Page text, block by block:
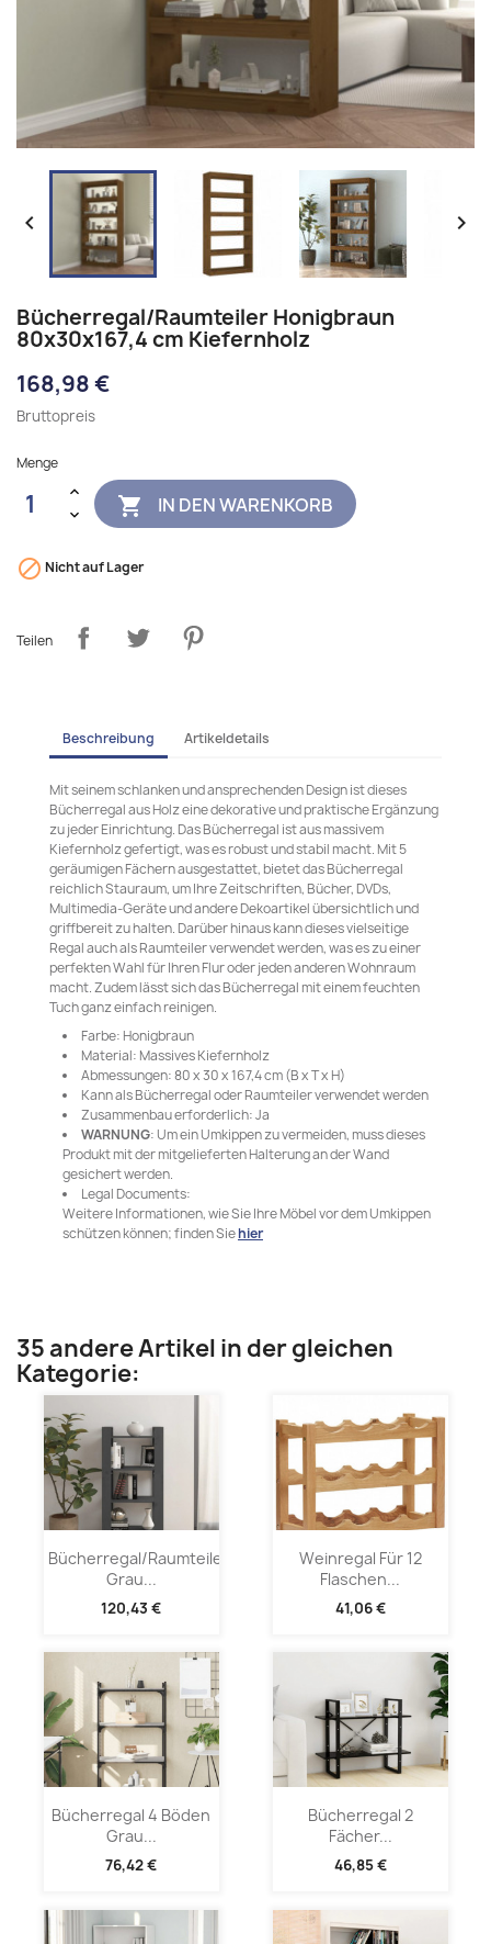
 
Bücherregal/Raumteiler Honigbraun
80x30x167,4 cm Kiefernholz
168,98 €
Bruttopreis
Menge
 IN DEN WARENKORB
 Nicht auf Lager
Teilen
Beschreibung Artikeldetails
Mit seinem schlanken und ansprechenden Design ist dieses
Bücherregal aus Holz eine dekorative und praktische Ergänzung
zu jeder Einrichtung. Das Bücherregal ist aus massivem
Kiefernholz gefertigt, was es robust und stabil macht. Mit 5
geräumigen Fächern ausgestattet, bietet das Bücherregal
reichlich Stauraum, um Ihre Zeitschriften, Bücher, DVDs,
Multimedia-Geräte und andere Dekoartikel übersichtlich und
griffbereit zu halten. Darüber hinaus kann dieses vielseitige
Regal auch als Raumteiler verwendet werden, was es zu einer
perfekten Wahl für Ihren Flur oder jeden anderen Wohnraum
macht. Zudem lässt sich das Bücherregal mit einem feuchten
Tuch ganz einfach reinigen.
Farbe: Honigbraun
Material: Massives Kiefernholz
Abmessungen: 80 x 30 x 167,4 cm (B x T x H)
Kann als Bücherregal oder Raumteiler verwendet werden
Zusammenbau erforderlich: Ja
WARNUNG: Um ein Umkippen zu vermeiden, muss dieses
Produkt mit der mitgelieferten Halterung an der Wand
gesichert werden.
Legal Documents:
Weitere Informationen, wie Sie Ihre Möbel vor dem Umkippen
schützen können; finden Siehier
35 andere Artikel in der gleichen
Kategorie:
Bücherregal/Raumteiler
Grau...
120,43 €
Weinregal Für 12
Flaschen...
41,06 €
Bücherregal 4 Böden
Grau...
76,42 €
Bücherregal 2
Fächer...
46,85 €